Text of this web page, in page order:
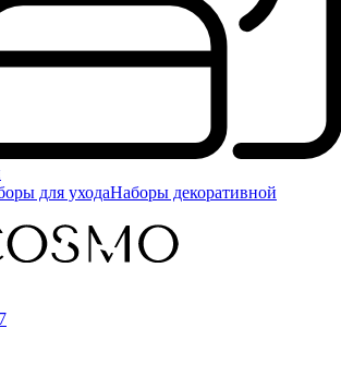
для уходаНаборы декоративной